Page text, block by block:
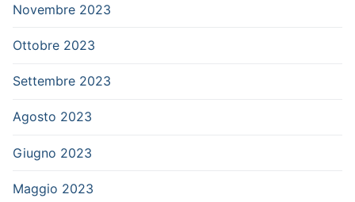
Novembre 2023
Ottobre 2023
Settembre 2023
Agosto 2023
Giugno 2023
Maggio 2023